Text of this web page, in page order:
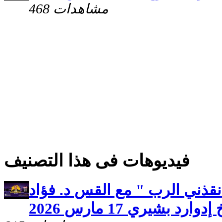
468 مشاهدات
فيديوهات فى هذا التصنيف
الرب " مع القس د. فؤاد
بشيري 17 مارس 2026